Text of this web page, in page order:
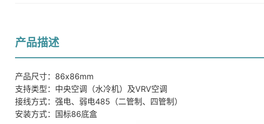
产品描述
产品尺寸：86x86mm
支持类型：中央空调（水冷机）及VRV空调
接线方式：强电、弱电485（二管制、四管制）
安装方式：国标86底盒